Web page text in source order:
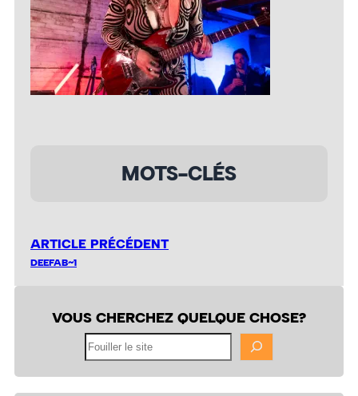
MOTS-CLÉS
ARTICLE PRÉCÉDENT
DEEFAB~1
VOUS CHERCHEZ QUELQUE CHOSE?